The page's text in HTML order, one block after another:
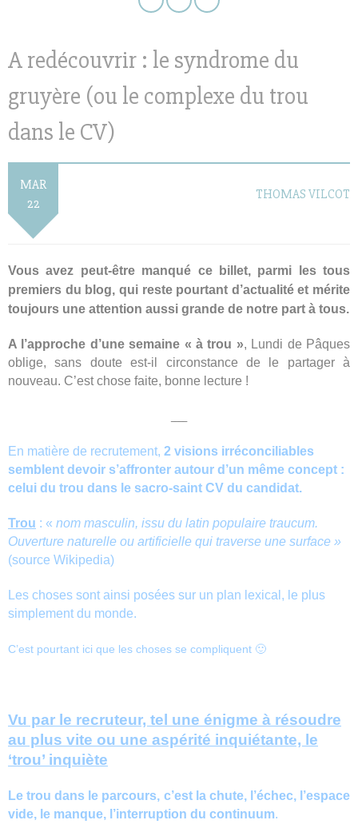
A redécouvrir : le syndrome du
gruyère (ou le complexe du trou
dans le CV)
MAR
22
THOMAS VILCOT
Vous avez peut-être manqué ce billet, parmi les tous
premiers du blog, qui reste pourtant d’actualité et mérite
toujours une attention aussi grande de notre part à tous.
A l’approche d’une semaine « à trou », Lundi de Pâques
oblige, sans doute est-il circonstance de le partager à
nouveau. C’est chose faite, bonne lecture !
En matière de recrutement, 2 visions irréconciliables
semblent devoir s’affronter autour d’un même concept :
celui du trou dans le sacro-saint CV du candidat.
Trou : « nom masculin, issu du latin populaire traucum.
Ouverture naturelle ou artificielle qui traverse une surface »
(source Wikipedia)
Les choses sont ainsi posées sur un plan lexical, le plus
simplement du monde.
C’est pourtant ici que les choses se compliquent 🙂
Vu par le recruteur, tel une énigme à résoudre
au plus vite ou une aspérité inquiétante, le
‘trou’ inquiète
Le trou dans le parcours, c’est la chute, l’échec, l’espace
vide, le manque, l’interruption du continuum.